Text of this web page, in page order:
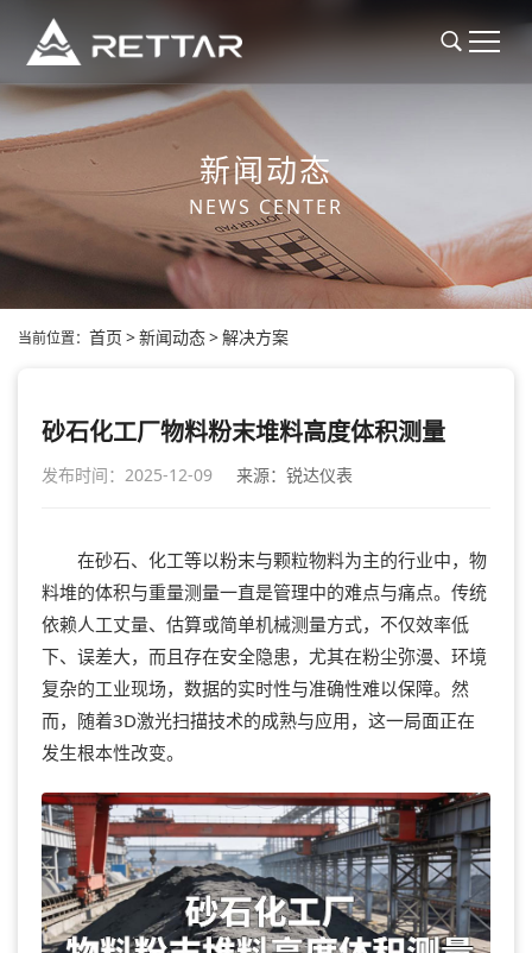
新闻动态
NEWS CENTER
当前位置： 首页 >新闻动态>解决方案
砂石化工厂物料粉末堆料高度体积测量
发布时间：2025-12-09 来源：锐达仪表
在砂石、化工等以粉末与颗粒物料为主的行业中，物
料堆的体积与重量测量一直是管理中的难点与痛点。传统
依赖人工丈量、估算或简单机械测量方式，不仅效率低
下、误差大，而且存在安全隐患，尤其在粉尘弥漫、环境
复杂的工业现场，数据的实时性与准确性难以保障。然
而，随着3D激光扫描技术的成熟与应用，这一局面正在
发生根本性改变。